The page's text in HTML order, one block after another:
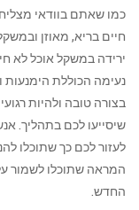
‏כמו שאתם בוודאי
חיים בריא, מאוזן
ירידה במשקל אוכל לא
נעימה הכוללת
בצורה טובה ולהיות
שיסייעו לכם בתהליך.
לעזור לכם כך שתוכלו
החדש.